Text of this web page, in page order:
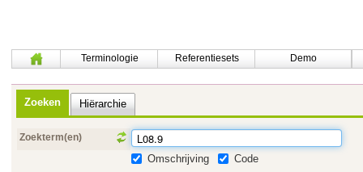
Terminologie Referentiesets Demo
Zoeken Hiërarchie
Zoekterm(en)
Omschrijving Code